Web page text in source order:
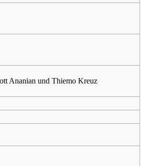
Ananian und Thiemo Kreuz